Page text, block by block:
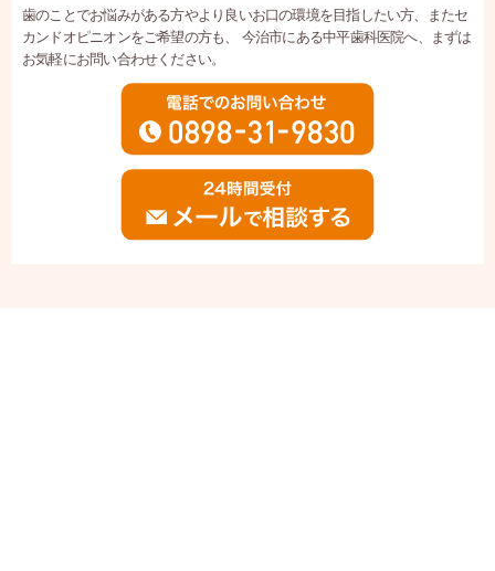
歯のことでお悩みがある方やより良いお口の環境を目指したい方、またセ
カンドオピニオンをご希望の方も、
今治市にある中平歯科医院へ、まずは
お気軽にお問い合わせください。